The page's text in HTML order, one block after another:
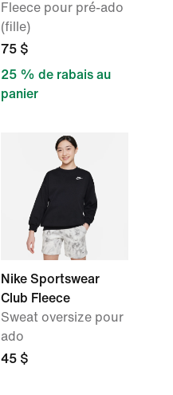
Fleece pour pré-ado
(fille)
75 $
25 % de rabais au
panier
Nike Sportswear
Club Fleece
Sweat oversize pour
ado
45 $